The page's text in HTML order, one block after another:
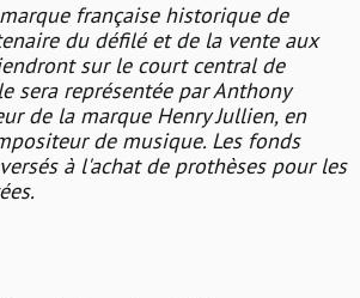
française historique de
du défilé et de la vente aux
sur le court central de
sera représentée par Anthony
de la marque Henry Jullien, en
de musique. Les fonds
à l'achat de prothèses pour les